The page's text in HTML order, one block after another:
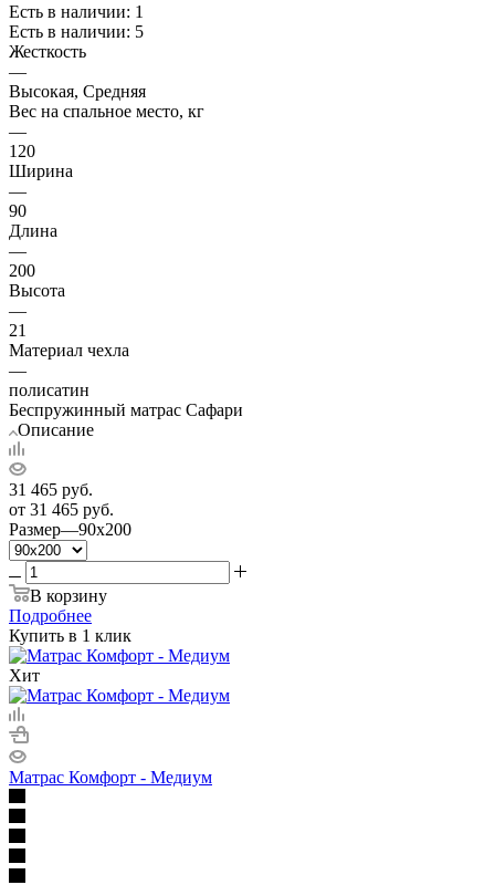
Есть в наличии: 1
Есть в наличии: 5
Жесткость
—
Высокая, Средняя
Вес на спальное место, кг
—
120
Ширина
—
90
Длина
—
200
Высота
—
21
Материал чехла
—
полисатин
Беспружинный матрас Сафари
Описание
31 465 руб.
от 31 465 руб.
Размер—90x200
В корзину
Подробнее
Купить в 1 клик
Хит
Матрас Комфорт - Медиум